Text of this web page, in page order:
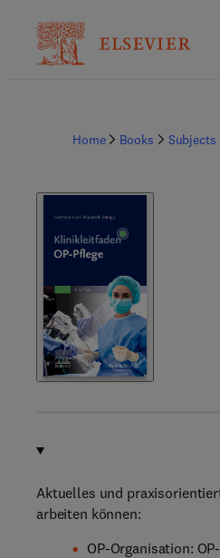
Home Books Subjects
Aktuelles und
arbeiten können:
OP-Organisation: